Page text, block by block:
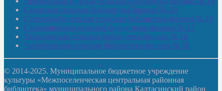
Сазовская сельская библиотека-филиал № 20
Староорьебашевская сельская библиотека-филиал № 16
Старояшевская сельская библиотека-филиал № 17
Тюльдинская сельская библиотека-филиал № 18
Чилибеевская сельская библиотека-филиал № 10
© 2014-2025. Муниципальное бюджетное учреждение
культуры «Межпоселенческая центральная районная
библиотека» муниципального района Калтасинский район